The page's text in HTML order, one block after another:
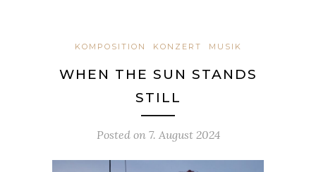
KOMPOSITION KONZERT MUSIK
WHEN THE SUN STANDS
STILL
Posted on 7. August 2024